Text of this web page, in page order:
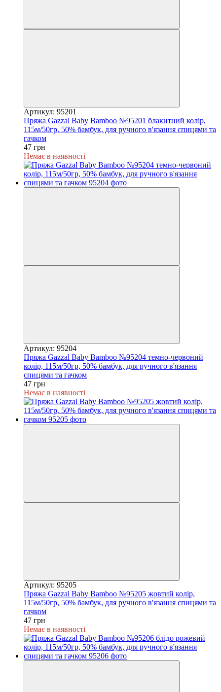
Артикул: 95201
Пряжа Gazzal Baby Bamboo №95201 блакитний колір,
115м/50гр, 50% бамбук, для ручного в'язання спицями та
гачком
47 грн
Немає в наявності
Артикул: 95204
Пряжа Gazzal Baby Bamboo №95204 темно-червоний
колір, 115м/50гр, 50% бамбук, для ручного в'язання
спицями та гачком
47 грн
Немає в наявності
Артикул: 95205
Пряжа Gazzal Baby Bamboo №95205 жовтий колір,
115м/50гр, 50% бамбук, для ручного в'язання спицями та
гачком
47 грн
Немає в наявності